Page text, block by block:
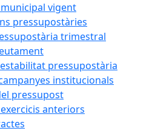
vigent
pressupostàries
trimestral
pressupostària
institucionals
pressupost
anteriors